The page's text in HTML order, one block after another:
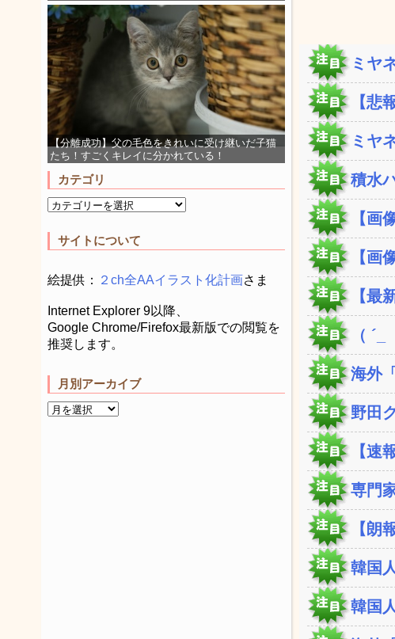
【分離成功】父の毛色をきれいに受け継いだ子猫
たち！すごくキレイに分かれている！
カテゴリ
サイトについて
絵提供： ２ch全AAイラスト化計画さま
Internet Explorer 9以降、
Google Chrome/Firefox最新版での閲覧を
推奨します。
月別アーカイブ
ミヤ
【悲
ミヤ
積水
【画
【画
【最
（
海外
野田
【速
専門
【朗
韓国
韓国